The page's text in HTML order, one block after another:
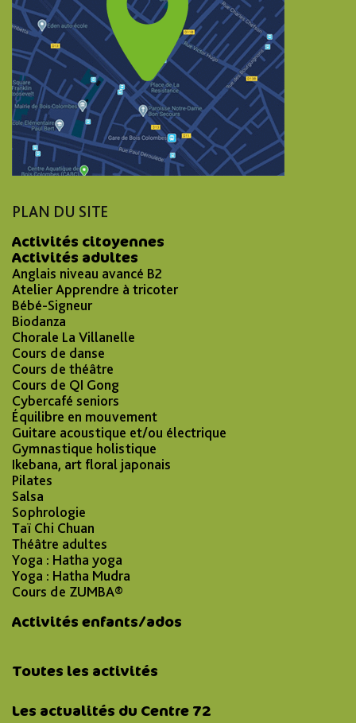
PLAN DU SITE
Activités citoyennes
Activités adultes
Anglais niveau avancé B2
Atelier Apprendre à tricoter
Bébé-Signeur
Biodanza
Chorale La Villanelle
Cours de danse
Cours de théâtre
Cours de QI Gong
Cybercafé seniors
Équilibre en mouvement
Guitare acoustique et/ou électrique
Gymnastique holistique
Ikebana, art floral japonais
Pilates
Salsa
Sophrologie
Taï Chi Chuan
Théâtre adultes
Yoga : Hatha yoga
Yoga : Hatha Mudra
Cours de ZUMBA®
Activités enfants/ados
Toutes les activités
Les actualités du Centre 72